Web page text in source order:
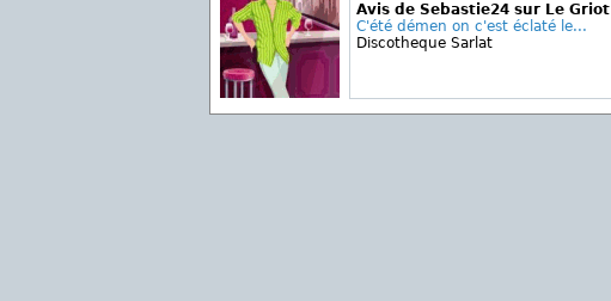
Avis de Sebastie24 sur Le Griot
C'été démen on c'est éclaté le...
Discotheque Sarlat